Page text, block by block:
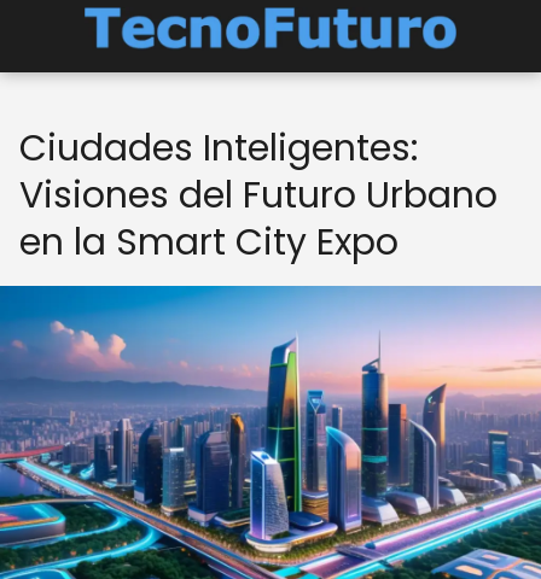
Ciudades Inteligentes:
Visiones del Futuro Urbano
en la Smart City Expo